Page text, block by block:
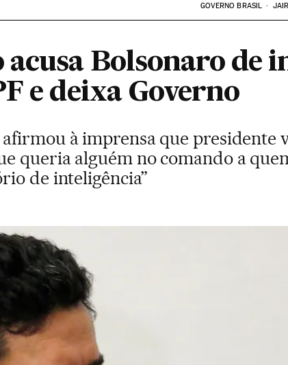
GOVERNO BRASIL
acusa Bolsonaro de
e deixa Governo
à imprensa que presidente
queria alguém no comando a
de inteligência”